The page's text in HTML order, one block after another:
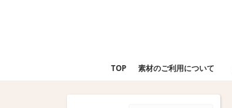
TOP 素材のご利用について